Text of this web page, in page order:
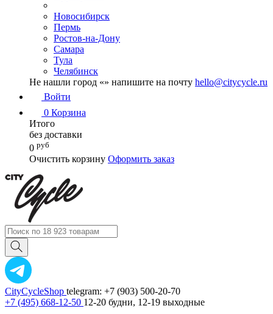
Новосибирск
Пермь
Ростов-на-Дону
Самара
Тула
Челябинск
Не нашли город «» напишите на почту hello@citycycle.ru
Войти
0 Корзина
Итого
без доставки
0 руб
Очистить корзину Оформить заказ
CityCycleShop telegram: +7 (903) 500-20-70
+7 (495) 668-12-50 12-20 будни, 12-19 выходные